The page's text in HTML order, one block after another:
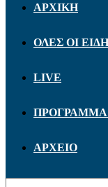
ΑΡΧΙΚΗ
ΟΛΕΣ ΟΙ
LIVE
ΠΡΟΓΡΑΜΜΑ
ΑΡΧΕΙΟ